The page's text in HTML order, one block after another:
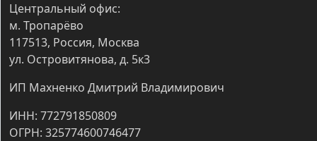
Центральный офис:
м. Тропарёво
117513, Россия, Москва
ул. Островитянова, д. 5к3
ИП Махненко Дмитрий Владимирович
ИНН: 772791850809
ОГРН: 325774600746477